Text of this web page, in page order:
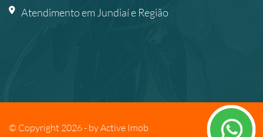
Atendimento em Jundiaí e Região
© Copyright 2026 - byActive Imob